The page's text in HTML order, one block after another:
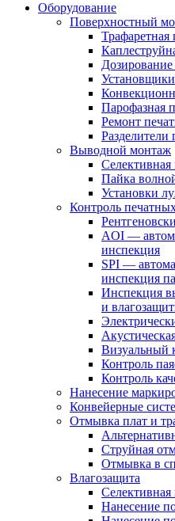
Оборудование
Поверхностный
Трафаретная
Дозирование
Парофазная
Ремонт
Разделители
Выводной монтаж
Селективная
Пайка
Установки
Контроль
AOI —
инспекция
SPI —
инспекция
Инспекция
и
Визуальный
Контроль
Контроль
Нанесение
Конвейерные
Отмывка плат и
Струйная
Отмывка в
Влагозащита
Селективная
Нанесение